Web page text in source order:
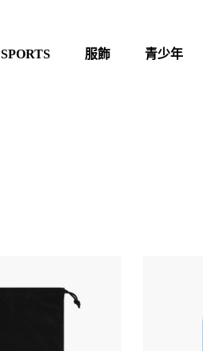
SPORTS 服飾 青少年